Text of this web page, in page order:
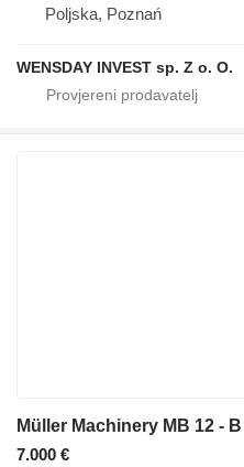
Poljska, Poznań
WENSDAY INVEST sp. Z o. O.
Müller Machinery MB 12 - B
7.000 €